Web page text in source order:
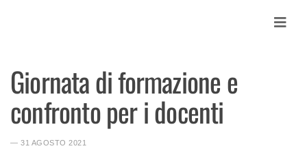
Contatti
Accedi MY
Cerca
Giornata di formazione e
confronto per i docenti
― 31 AGOSTO 2021